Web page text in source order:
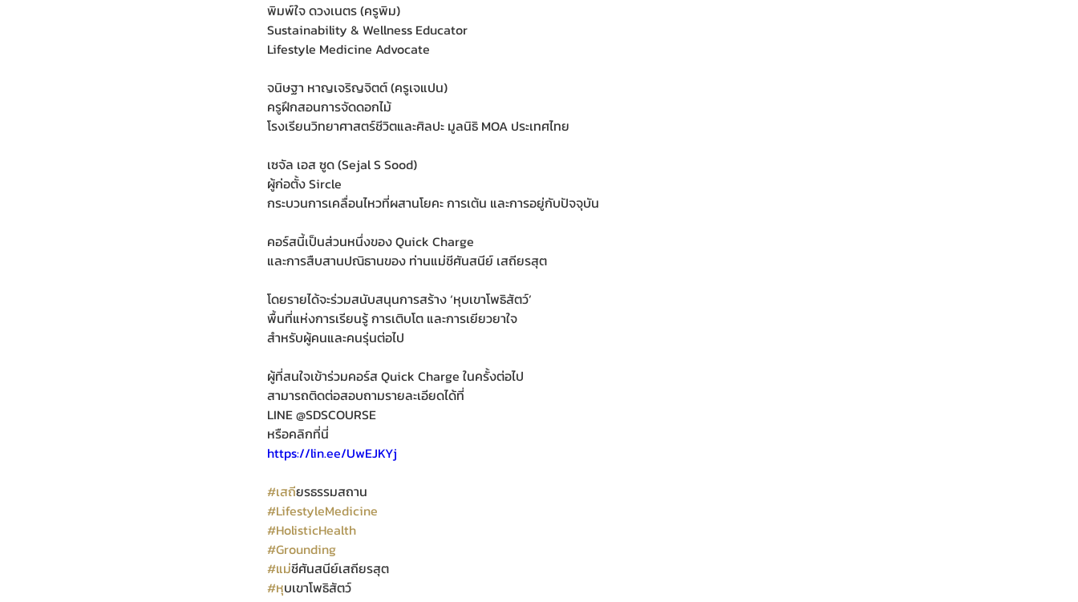
พิมพ์ใจ ดวงเนตร (ครูพิม)
Sustainability & Wellness Educator
Lifestyle Medicine Advocate
จนิษฐา หาญเจริญจิตต์ (ครูเจแปน)
ครูฝึกสอนการจัดดอกไม้
โรงเรียนวิทยาศาสตร์ชีวิตและศิลปะ มูลนิธิ MOA ประเทศไทย
เซจัล เอส ซูด (Sejal S Sood)
ผู้ก่อตั้ง Sircle
กระบวนการเคลื่อนไหวที่ผสานโยคะ การเต้น และการอยู่กับปัจจุบัน
คอร์สนี้เป็นส่วนหนึ่งของ Quick Charge
และการสืบสานปณิธานของ ท่านแม่ชีศันสนีย์ เสถียรสุต
โดยรายได้จะร่วมสนับสนุนการสร้าง ‘หุบเขาโพธิสัตว์’
พื้นที่แห่งการเรียนรู้ การเติบโต และการเยียวยาใจ
สำหรับผู้คนและคนรุ่นต่อไป
ผู้ที่สนใจเข้าร่วมคอร์ส Quick Charge ในครั้งต่อไป
สามารถติดต่อสอบถามรายละเอียดได้ที่
LINE @SDSCOURSE
หรือคลิกที่นี่
https://lin.ee/UwEJKYj
#เสถียรธรรมสถาน
#LifestyleMedicine
#HolisticHealth
#Grounding
#แม่ชีศันสนีย์เสถียรสุต
#หุบเขาโพธิสัตว์